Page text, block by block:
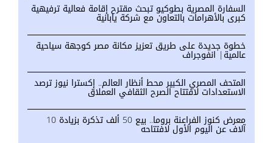
السفارة المصرية بطوكيو تبحث مقترح إقامة فعالية ترفيهية
كبرى بالأهرامات بالتعاون مع شركة يابانية
خطوة جديدة على طريق تعزيز مكانة مصر كوجهة سياحية
عالمية| انفوجراف
المتحف المصري الكبير محط أنظار العالم.. إكسترا نيوز ترصد
الاستعدادات لافتتاح الصرح الثقافي العملاق
معرض كنوز الفراعنة بروما.. بيع 50 ألف تذكرة بزيادة 10
آلاف عن اليوم الأول لافتتاحه